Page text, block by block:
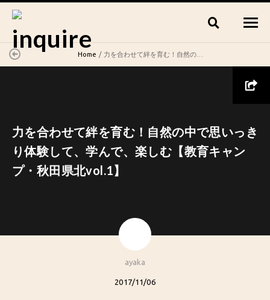
Home 力を合わせて絆を育む！自然の中で思いっきり体験して、学んで、楽しむ【教育キャンプ・秋田県北vol.1】
力を合わせて絆を育む！自然の中で思いっき
り体験して、学んで、楽しむ【教育キャン
プ・秋田県北vol.1】
ayaka
2017/11/06